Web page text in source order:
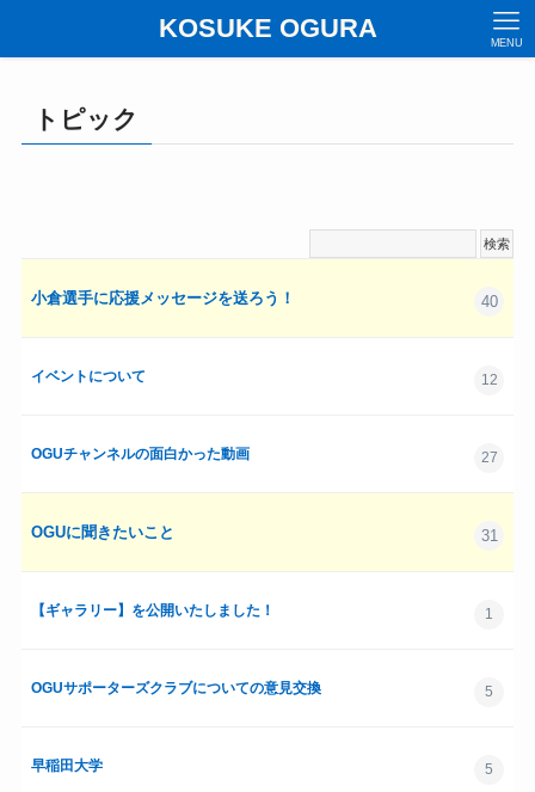
KOSUKE OGURA MENU
トピック
小倉選手に応援メッセージを送ろう！ 40
イベントについて 12
OGUチャンネルの面白かった動画 27
OGUに聞きたいこと 31
【ギャラリー】を公開いたしました！ 1
OGUサポーターズクラブについての意見交換 5
早稲田大学 5